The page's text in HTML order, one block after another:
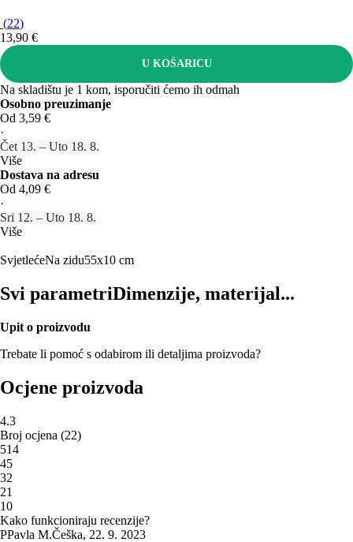
(22)
13,90 €
U KOŠARICU
Na skladištu je 1 kom, isporučiti ćemo ih odmah
Osobno preuzimanje
Od 3,59 €
·
Čet 13. – Uto 18. 8.
Više
Dostava na adresu
Od 4,09 €
·
Sri 12. – Uto 18. 8.
Više
SvjetlećeNa zidu55x10 cm
Svi parametriDimenzije, materijal...
Upit o proizvodu
Trebate li pomoć s odabirom ili detaljima proizvoda?
Ocjene proizvoda
4.3
Broj ocjena (22)
514
45
32
21
10
Kako funkcioniraju recenzije?
PPavla M.Češka, 22. 9. 2023